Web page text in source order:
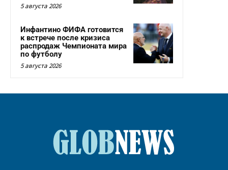
5 августа 2026
Инфантино ФИФА готовится
к встрече после кризиса
распродаж Чемпионата мира
по футболу
5 августа 2026